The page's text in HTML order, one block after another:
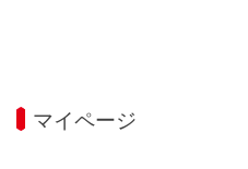
マイページ